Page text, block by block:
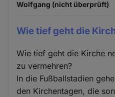
Wolfgang (nicht überprüft)
Wie tief geht die
Wie tief geht die Kirche
zu vermehren?
In die Fußballstadien
den Kirchentagen, die